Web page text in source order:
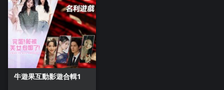
牛遊果互動影遊合輯1